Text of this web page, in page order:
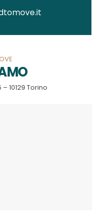
10129 Torino